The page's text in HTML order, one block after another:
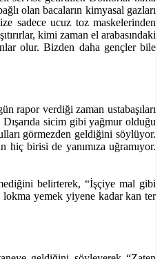
olan bacaların kimyasal gazları
sadece ucuz toz maskelerinden
kimi zaman el arabasındaki
olur. Bizden daha gençler bile
rapor verdiği zaman ustabaşıları
sicim gibi yağmur olduğu
görmezden geldiğini söylüyor.
hiç birisi de yanımıza uğramıyor.
belirterek, “İşçiye mal gibi
lokma yemek yiyene kadar kan ter